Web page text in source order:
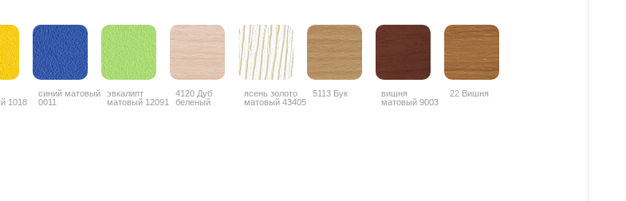
1018
синий матовый
0011
эвкалипт
матовый 12091
4120 Дуб
беленый
ясень золото
матовый 43405
5113 Бук
вишня
матовый 9003
22 Вишня